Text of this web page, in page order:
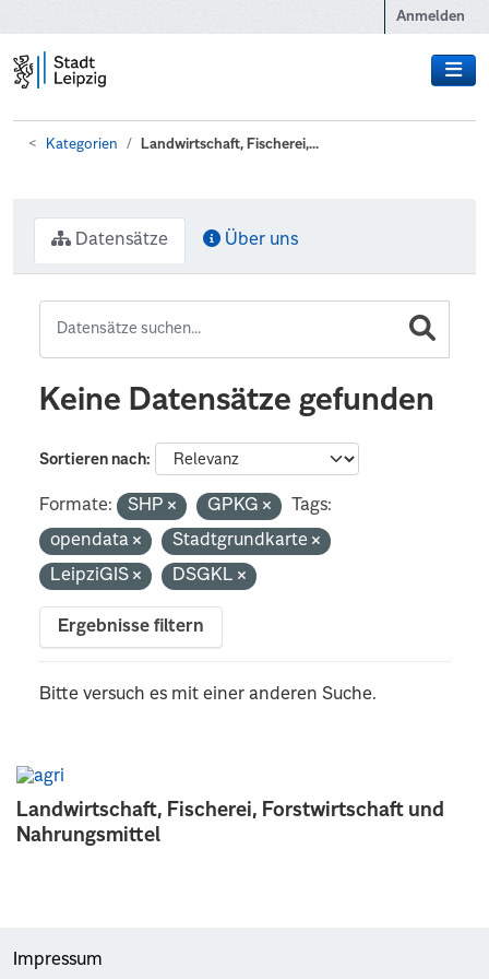
Anmelden
Kategorien Landwirtschaft, Fischerei,...
Landwirtschaft, Fischerei, Forstwirtschaft und
Nahrungsmittel
Datensätze Über uns
Keine Datensätze gefunden
Sortieren nach
Formate: SHP GPKG
Tags:
opendata
Stadtgrundkarte
LeipziGIS
DSGKL
Ergebnisse filtern
Bitte versuch es mit einer anderen Suche.
Impressum